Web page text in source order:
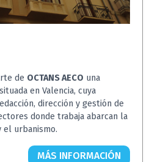
de OCTANS AECO una
en Valencia, cuya
dirección y gestión de
donde trabaja abarcan la
el urbanismo.
MÁS INFORMACIÓN